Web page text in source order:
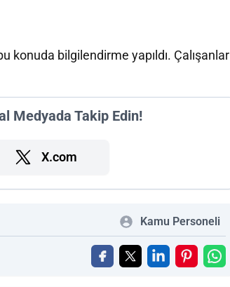
konuda bilgilendirme yapıldı. Çalışanlar
Medyada Takip Edin!
X.com
Kamu Personeli